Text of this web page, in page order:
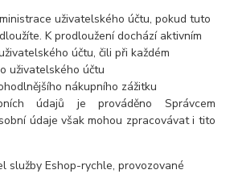
uživatelského účtu, pokud tuto
K prodloužení dochází aktivním
účtu, čili při každém
uživatelského účtu
nákupního zážitku
údajů je prováděno Správcem
údaje však mohou zpracovávat i tito
služby Eshop-rychle, provozované